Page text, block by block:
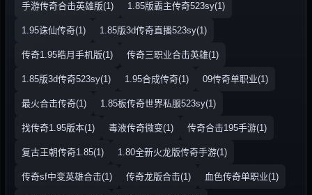
手游传奇合击英雄版(1) 1.85版霸主传奇523sy(1)
1.95诛仙传奇(1) 1.85版3d传奇直播523sy(1)
传奇1.95皓月手机版(1) 传奇三职业合击英雄(1)
1.85版3d传奇523sy(1) 1.95合成传奇(1) 09传奇单职业(1)
最火合击传奇(1) 1.85板传奇世界私服523sy(1)
找传奇1.95版本(1) 毒液传奇微变(1) 传奇合击195手游(1)
复古王朝传奇1.85(1) 1.80全新火龙版传奇手游(1)
传奇sf中变英雄合击(1) 传奇龙版合击(1) 血色传奇单职业(1)